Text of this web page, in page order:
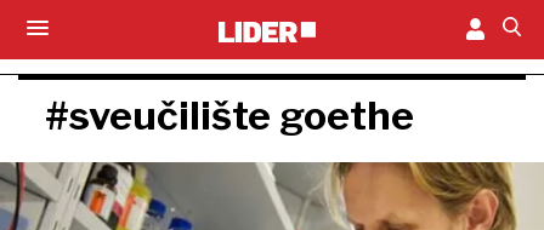
#sveučilište goethe